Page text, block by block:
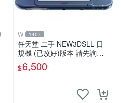
W 1407
任天堂 二手 NEW3DSLL 日
規機 (已改好)版本 請先詢問
現貨勿直接下標
$6,500